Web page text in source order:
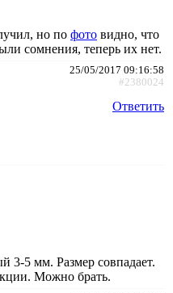
но по фото видно, что
сомнения, теперь их нет.
25/05/2017 09:16:58
#2380024
Ответить
3-5 мм. Размер совпадает.
Можно брать.